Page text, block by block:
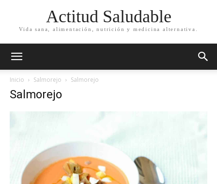
Actitud Saludable
Vida sana, alimentación, nutrición y medicina alternativa.
Inicio Salmorejo Salmorejo
Salmorejo